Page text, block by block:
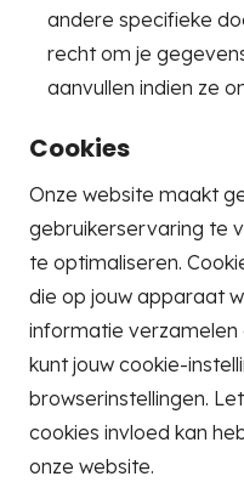
andere specifieke
recht om je
aanvullen indien ze
Cookies
Onze website maakt
gebruikerservaring te
te optimaliseren.
die op jouw apparaat
informatie verzamelen
kunt jouw cookie-
browserinstellingen.
cookies invloed kan
onze website.